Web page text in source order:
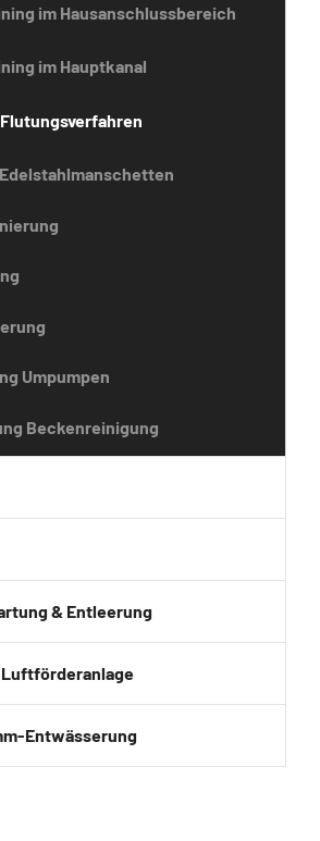
im Hausanschlussbereich
im Hauptkanal
Umpumpen
Beckenreinigung
& Entleerung
Entwässerung